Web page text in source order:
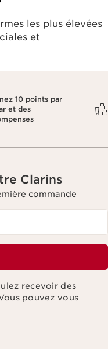
les plus élevées
et
10 points par
et des
Clarins
commande
recevoir des
pouvez vous